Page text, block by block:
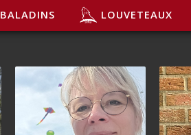
BALADINS LOUVETEAUX